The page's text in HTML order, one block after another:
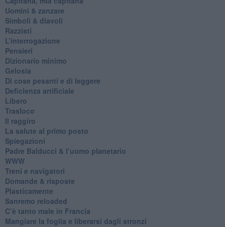
Uomini & zanzare
​Simboli & diavoli
Razzisti
​L’interrogazione
Pensieri
​Dizionario minimo
Gelosia
Di cose pesanti e di leggere
​Deficienza artificiale
Libero
Trasloco
Il raggiro
​La salute al primo posto
Spiegazioni
Padre Balducci & l’uomo planetario
WWW
​Treni e navigatori
​Domande & risposte
​Plasticamente
Sanremo reloaded
C’è tanto male in Francia
​Mangiare la foglia e liberarsi dagli stronzi